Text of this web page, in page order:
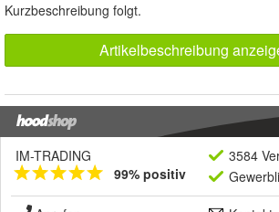
Kurzbeschreibung folgt.
Artikelbeschreibung
IM-TRADING
99% positiv
3584